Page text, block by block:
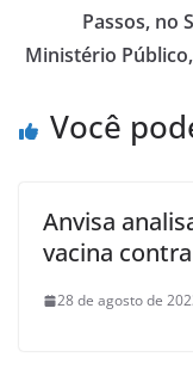
Passos, no
Ministério
Você
Anvisa
vacina
28 de agosto de